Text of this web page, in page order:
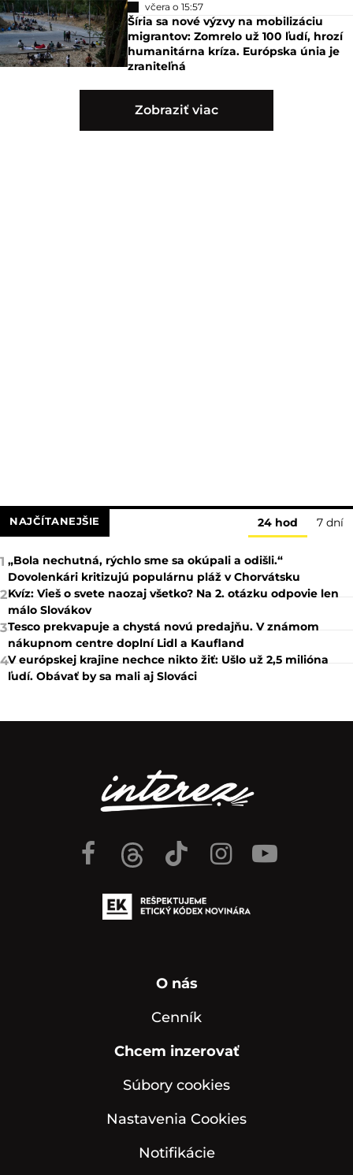
včera o 15:57
Šíria sa nové výzvy na mobilizáciu
migrantov: Zomrelo už 100 ľudí, hrozí
humanitárna kríza. Európska únia je
zraniteľná
Zobraziť viac
NAJČÍTANEJŠIE 24 hod 7 dní
1 „Bola nechutná, rýchlo sme sa okúpali a odišli.“
Dovolenkári kritizujú populárnu pláž v Chorvátsku
2Kvíz: Vieš o svete naozaj všetko? Na 2. otázku odpovie len
málo Slovákov
3Tesco prekvapuje a chystá novú predajňu. V známom
nákupnom centre doplní Lidl a Kaufland
4V európskej krajine nechce nikto žiť: Ušlo už 2,5 milióna
ľudí. Obávať by sa mali aj Slováci
O nás
Cenník
Chcem inzerovať
Súbory cookies
Nastavenia Cookies
Notifikácie